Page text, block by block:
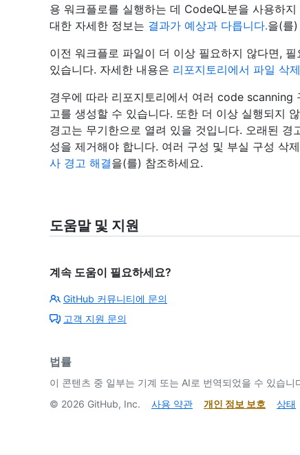
용 워크플로를 실행하는 데 CodeQL분을 사용하
대한 자세한 정보는 결과가 예상과 다릅니다.을(를
이전 워크플로 파일이 더 이상 필요하지 않다면,
있습니다. 자세한 내용은 리포지토리에서 파일 삭제
경우에 따라 리포지토리에서 여러 code scanning
고를 생성할 수 있습니다. 또한 더 이상 실행되지
경고는 무기한으로 열려 있을 것입니다. 오래된
성을 제거해야 합니다. 여러 구성 및 부실 구성 삭
사 경고 해결을(를) 참조하세요.
도움말 및 지원
계속 도움이 필요하세요?
GitHub 커뮤니티에 문의
고객 지원 문의
법률
이 콘텐츠 중 일부는 기계 또는 AI로 번역되었을 수 있습니
© 2026 GitHub, Inc. 사용 약관 개인 정보 보호 상태